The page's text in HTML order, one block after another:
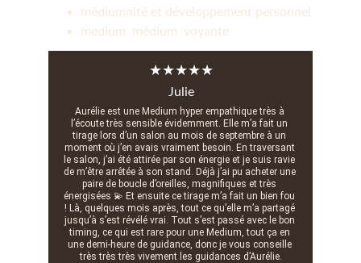
médiumnité et développement personnel
medium  médium  voyante
Aurélie est une Medium hyper empathique très à
l’écoute très sensible évidemment. Elle m’a fait un
tirage lors d’un salon au mois de septembre à un
moment où j’en avais vraiment besoin. En traversant
le salon, j’ai été attirée par son énergie et je suis ravie
de m’être arrêtée à son stand. Déjà j’ai pu acheter une
paire de boucle d’oreilles, magnifiques et très
énergisées 💫 Et ensuite ce tirage m’a fait un bien fou
! Là, quelques mois après, tout ce qu’elle m’a partagé
jusqu’à s’est révélé vrai. Tout s’est passé avec le bon
timing, ce qui est rare pour une Medium, tout ça en
une demi-heure de guidance, donc je vous conseille
très très très vivement les guidances d’Aurélie.
Julie
★★★★★